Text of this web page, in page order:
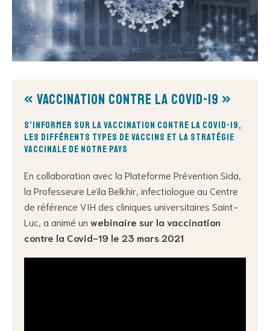
« Vaccination contre la covid-19 »
s’informer sur la vaccination contre la covid-19,
les différents types de vaccins et la stratégie
vaccinale de notre pays
En collaboration avec la Plateforme Prévention Sida,
la Professeure Leïla Belkhir, infectiologue au Centre
de référence VIH des cliniques universitaires Saint-
Luc, a animé un webinaire sur la vaccination
contre la Covid-19 le 23 mars 2021